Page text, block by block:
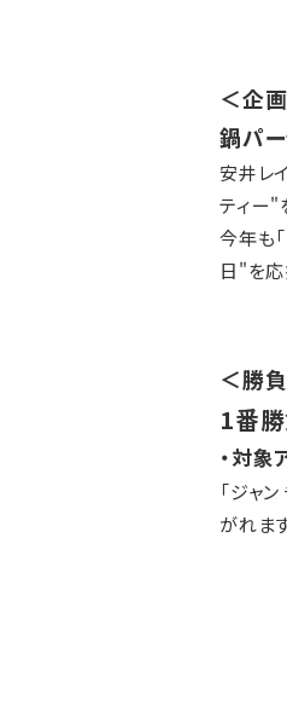
＜企
鍋パー
安井レ
ティー"
今年も
日"を応
＜勝
1番勝
・対
「ジャ
がれます